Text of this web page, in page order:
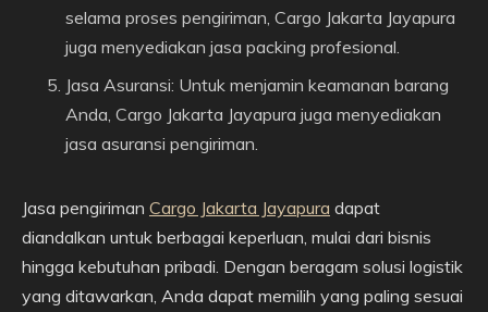
selama proses pengiriman, Cargo Jakarta Jayapura
juga menyediakan jasa packing profesional.
Jasa Asuransi: Untuk menjamin keamanan barang
Anda, Cargo Jakarta Jayapura juga menyediakan
jasa asuransi pengiriman.
Jasa pengiriman Cargo Jakarta Jayapura dapat
diandalkan untuk berbagai keperluan, mulai dari bisnis
hingga kebutuhan pribadi. Dengan beragam solusi logistik
yang ditawarkan, Anda dapat memilih yang paling sesuai